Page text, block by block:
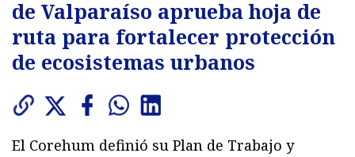
de Valparaíso aprueba hoja de
ruta para fortalecer protección
de ecosistemas urbanos
El Corehum definió su Plan de Trabajo y